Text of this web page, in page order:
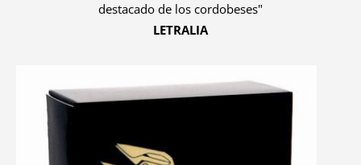
destacado de los cordobeses"
LETRALIA